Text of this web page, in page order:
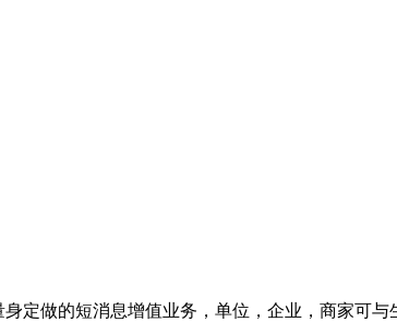
定做的短消息增值业务，单位，企业，商家可与